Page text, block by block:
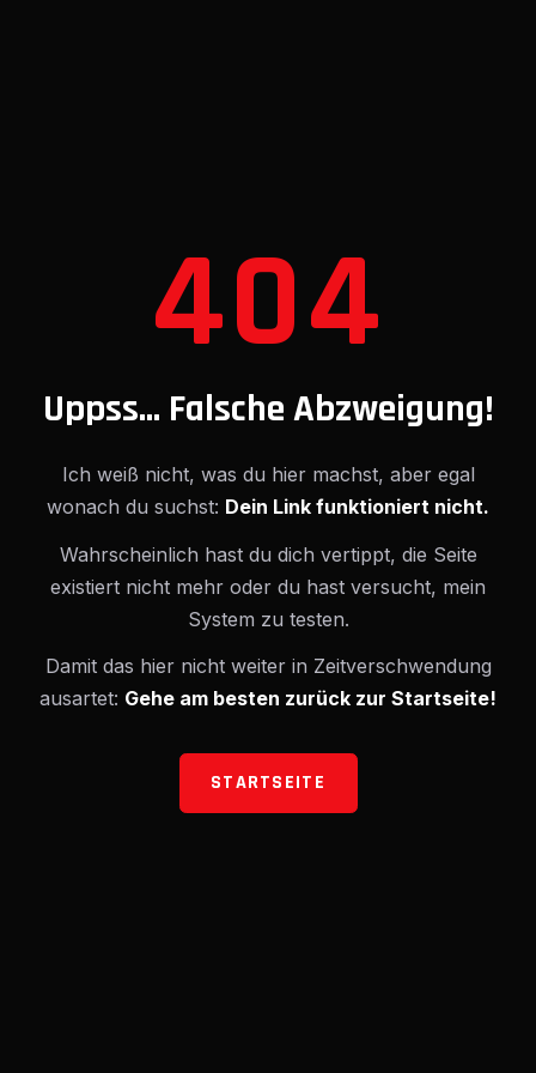
404
Uppss... Falsche Abzweigung!
Ich weiß nicht, was du hier machst, aber egal
wonach du suchst: Dein Link funktioniert nicht.
Wahrscheinlich hast du dich vertippt, die Seite
existiert nicht mehr oder du hast versucht, mein
System zu testen.
Damit das hier nicht weiter in Zeitverschwendung
ausartet: Gehe am besten zurück zur Startseite!
STARTSEITE